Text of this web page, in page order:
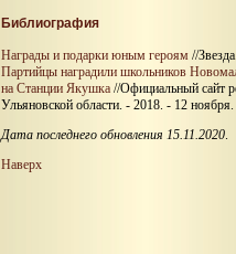
Библиография
Награды и подарки юным героям //
Партийцы наградили школьников
на Станции Якушка //Официальный сайт
Ульяновской области. - 2018. - 12 ноября.
Дата последнего обновления 15.11.2020.
Наверх